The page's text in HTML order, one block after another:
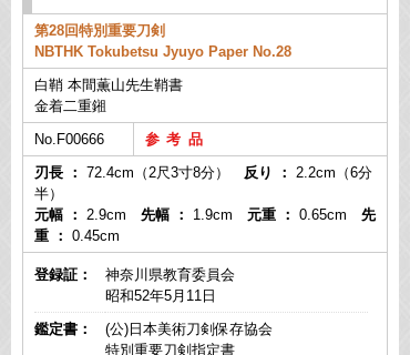
第28回特別重要刀剣
NBTHK Tokubetsu Jyuyo Paper No.28
白鞘 本間薫山先生鞘書
金着二重鎺
No.F00666
刃長 ： 72.4cm（2尺3寸8分） 反り ： 2.2cm（6分
半）
元幅 ： 2.9cm 先幅 ： 1.9cm 元重 ： 0.65cm 先
重 ： 0.45cm
登録証：
神奈川県教育委員会
昭和52年5月11日
鑑定書：
(公)日本美術刀剣保存協会
特別重要刀剣指定書